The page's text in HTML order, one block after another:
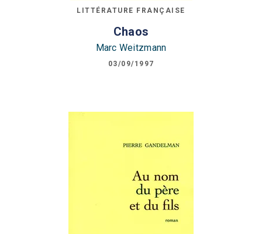
LITTÉRATURE FRANÇAISE
Chaos
Marc Weitzmann
03/09/1997